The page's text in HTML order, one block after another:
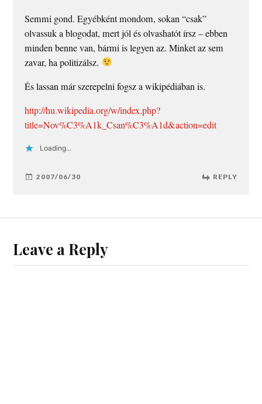
Semmi gond. Egyébként mondom, sokan “csak”
olvassuk a blogodat, mert jól és olvashatót írsz – ebben
minden benne van, bármi is legyen az. Minket az sem
zavar, ha politizálsz.
És lassan már szerepelni fogsz a wikipédiában is.
http://hu.wikipedia.org/w/index.php?
title=Nov%C3%A1k_Csan%C3%A1d&action=edit
Loading...
2007/06/30 REPLY
Leave a Reply